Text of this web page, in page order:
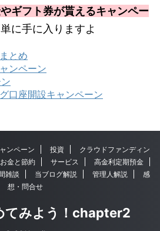
ギフト券が貰えるキャンペー
に手に入りますよ
とめ
ンペーン
口座開設キャンペーン
ンペーン 投資
クラウドファンディン
お金と節約 サービス
高金利定期預金
雑談 当ブログ解説 管理人解説
感
想・問合せ
てみよう！chapter2